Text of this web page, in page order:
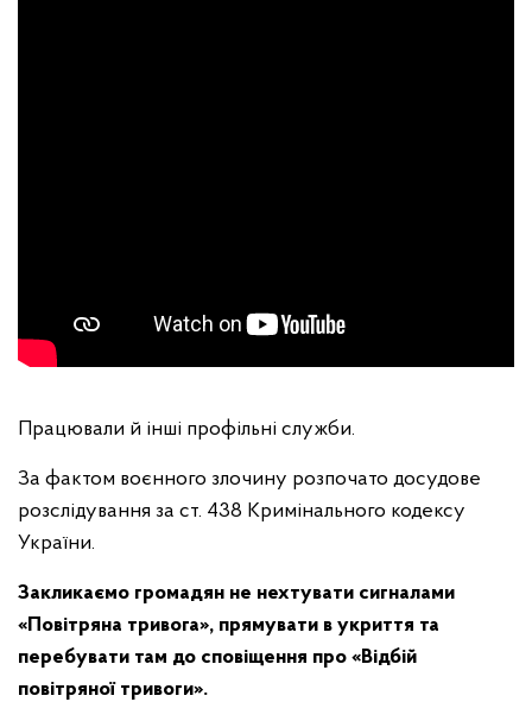
Працювали й інші профільні служби.
За фактом воєнного злочину розпочато досудове
розслідування за ст. 438 Кримінального кодексу
України.
Закликаємо громадян не нехтувати сигналами
«Повітряна тривога», прямувати в укриття та
перебувати там до сповіщення про «Відбій
повітряної тривоги».